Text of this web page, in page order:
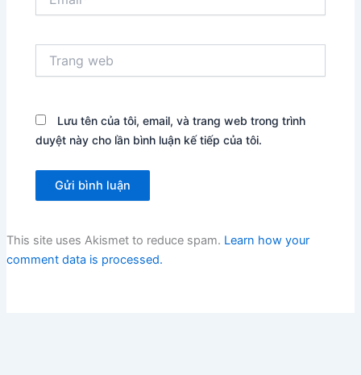
web
Lưu tên của tôi, email, và trang web trong trình
duyệt này cho lần bình luận kế tiếp của tôi.
This site uses Akismet to reduce spam. Learn how your
comment data is processed.